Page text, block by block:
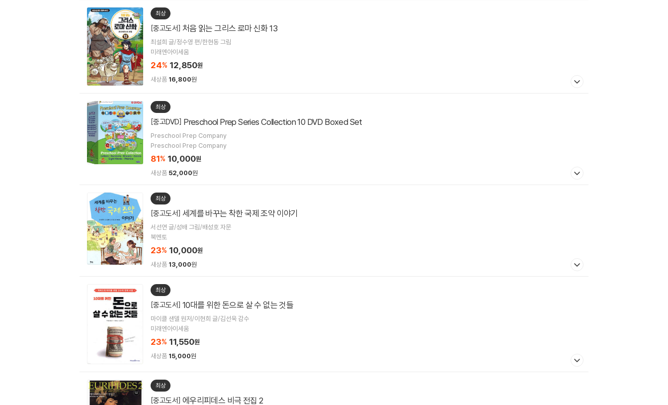
최상
[중고도서] 처음 읽는 그리스 로마 신화 13
최설희 글/정수영 편/한현동 그림
미래엔아이세움
24% 12,850원
새상품 16,800원
최상
[중고DVD] Preschool Prep Series Collection 10 DVD Boxed Set
Preschool Prep Company
Preschool Prep Company
81% 10,000원
새상품 52,000원
최상
[중고도서] 세계를 바꾸는 착한 국제 조약 이야기
서선연 글/성배 그림/배성호 자문
북멘토
23% 10,000원
새상품 13,000원
최상
[중고도서] 10대를 위한 돈으로 살 수 없는 것들
마이클 샌델 원저/이현희 글/김선욱 감수
미래엔아이세움
23% 11,550원
새상품 15,000원
최상
[중고도서] 에우리피데스 비극 전집 2